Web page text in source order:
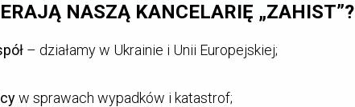
NASZĄ KANCELARIĘ „ZAHIST”?
– działamy w Ukrainie i Unii Europejskiej;
w sprawach wypadków i katastrof;